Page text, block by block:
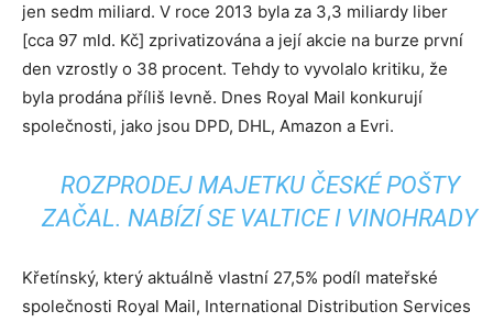
jen sedm miliard. V roce 2013 byla za 3,3 miliardy liber
[cca 97 mld. Kč] zprivatizována a její akcie na burze první
den vzrostly o 38 procent. Tehdy to vyvolalo kritiku, že
byla prodána příliš levně. Dnes Royal Mail konkurují
společnosti, jako jsou DPD, DHL, Amazon a Evri.
ROZPRODEJ MAJETKU ČESKÉ POŠTY
ZAČAL. NABÍZÍ SE VALTICE I VINOHRADY
Křetínský, který aktuálně vlastní 27,5% podíl mateřské
společnosti Royal Mail, International Distribution Services